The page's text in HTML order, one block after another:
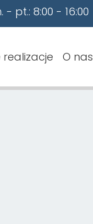
- pt.: 8:00 - 16:00
realizacje O nas